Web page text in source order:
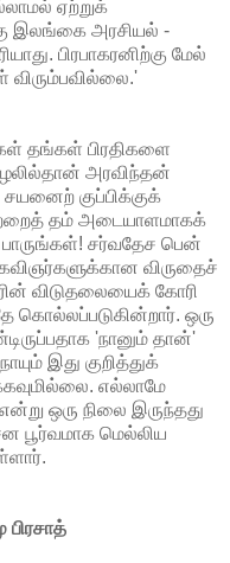
ஏற்றுக்
இலங்கை அரசியல் -
பிரபாகரனிற்கு மேல்
தங்கள் பிரதிகளை
அரவிந்தன்
குப்பிக்குக்
தம் அடையாளமாகக்
சர்வதேச பென்
விருதைச்
விடுதலையைக் கோரி
கொல்லப்படுகின்றார். ஒரு
'நானும் தான்'
இது குறித்துக்
எல்லாமே
ஒரு நிலை இருந்தது
பூர்வமாக மெல்லிய